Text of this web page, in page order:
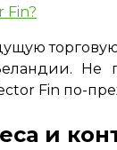
Fin?
Не
Fin по-
и